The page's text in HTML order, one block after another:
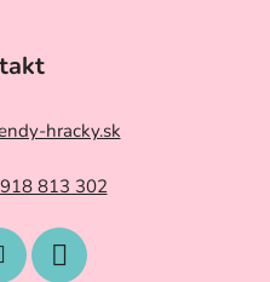
hracky.sk
813 302